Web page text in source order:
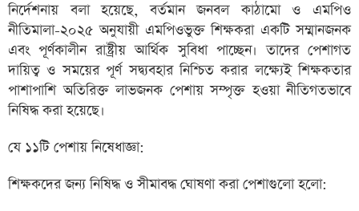
নির্দেশনায় বলা হয়েছে, বর্তমান জনবল কাঠামো ও এমপিও
নীতিমালা-২০২৫ অনুযায়ী এমপিওভুক্ত শিক্ষকরা একটি সম্মানজনক
এবং পূর্ণকালীন রাষ্ট্রীয় আর্থিক সুবিধা পাচ্ছেন। তাদের পেশাগত
দায়িত্ব ও সময়ের পূর্ণ সদ্ব্যবহার নিশ্চিত করার লক্ষ্যেই শিক্ষকতার
পাশাপাশি অতিরিক্ত লাভজনক পেশায় সম্পৃক্ত হওয়া নীতিগতভাবে
নিষিদ্ধ করা হয়েছে।
যে ১১টি পেশায় নিষেধাজ্ঞা:
শিক্ষকদের জন্য নিষিদ্ধ ও সীমাবদ্ধ ঘোষণা করা পেশাগুলো হলো: